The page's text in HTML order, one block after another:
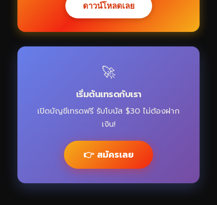
ดาวน์โหลดเลย
🚀
เริ่มต้นเทรดกับเรา
เปิดบัญชีเทรดฟรี รับโบนัส $30 ไม่ต้องฝาก
เงิน!
👉 สมัครเลย